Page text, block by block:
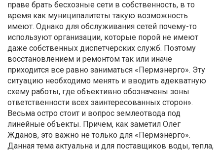
праве брать бесхозные сети в собственность, в то
время как муниципалитеты такую возможность
имеют. Однако для обслуживания сетей почему-то
используют организации, которые порой не имеют
даже собственных диспетчерских служб. Поэтому
восстановлением и ремонтом так или иначе
приходится все равно заниматься «Пермэнерго». Эту
ситуацию необходимо менять и вводить адекватную
схему работы, где объективно обозначены зоны
ответственности всех заинтересованных сторон».
Весьма остро стоит и вопрос землеотвода под
линейные объекты. Причем, как заметил Олег
Жданов, это важно не только для «Пермэнерго».
Данная тема актуальна и для поставщиков воды, тепла,